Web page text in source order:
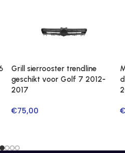
Grill sierrooster trendline
geschikt voor Golf 7 2012-
2017
€75,00 €